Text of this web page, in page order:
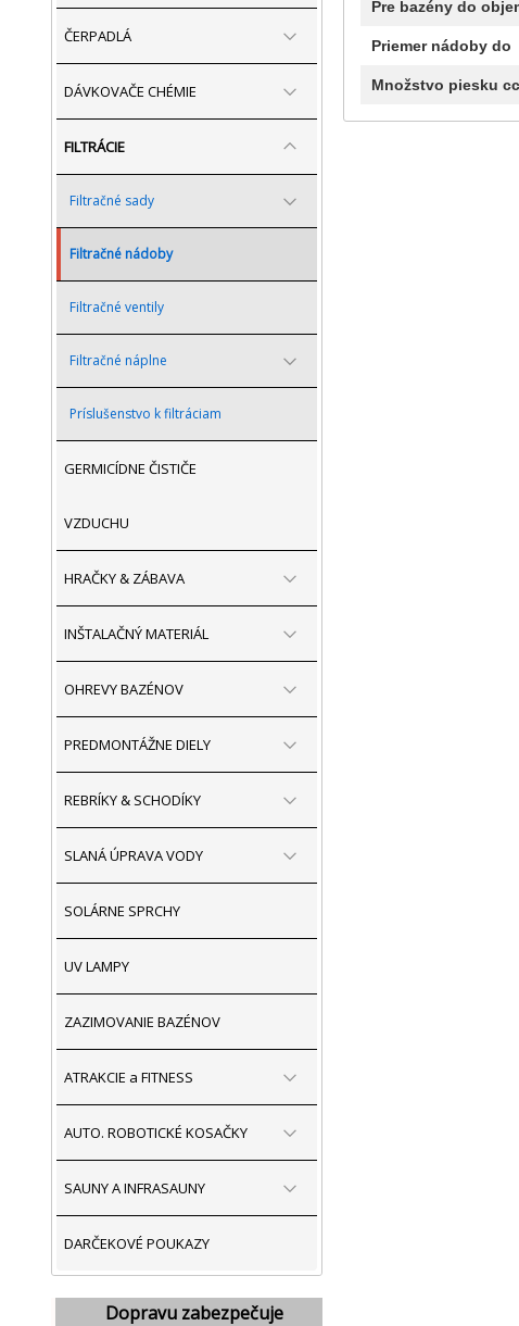
ČERPADLÁ
DÁVKOVAČE CHÉMIE
FILTRÁCIE
Filtračné sady
Filtračné nádoby
Filtračné ventily
Filtračné náplne
Príslušenstvo k filtráciam
GERMICÍDNE ČISTIČE
VZDUCHU
HRAČKY & ZÁBAVA
INŠTALAČNÝ MATERIÁL
OHREVY BAZÉNOV
PREDMONTÁŽNE DIELY
REBRÍKY & SCHODÍKY
SLANÁ ÚPRAVA VODY
SOLÁRNE SPRCHY
UV LAMPY
ZAZIMOVANIE BAZÉNOV
ATRAKCIE a FITNESS
AUTO. ROBOTICKÉ KOSAČKY
SAUNY A INFRASAUNY
DARČEKOVÉ POUKAZY
Dopravu zabezpečuje
Pre bazény do
Priemer nádoby do
Množstvo piesku